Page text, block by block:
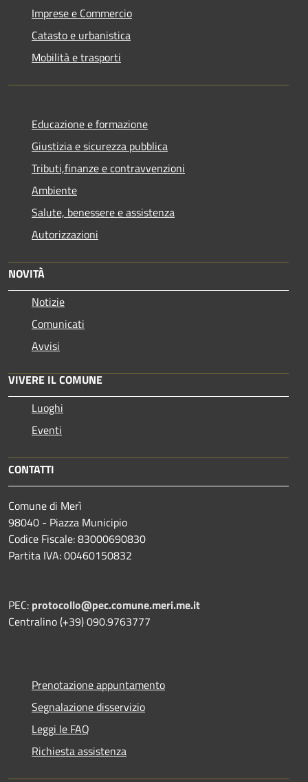
Imprese e Commercio
Catasto e urbanistica
Mobilità e trasporti
Educazione e formazione
Giustizia e sicurezza pubblica
Tributi,finanze e contravvenzioni
Ambiente
Salute, benessere e assistenza
Autorizzazioni
NOVITÀ
Notizie
Comunicati
Avvisi
VIVERE IL COMUNE
Luoghi
Eventi
CONTATTI
Comune di Merì
98040 - Piazza Municipio
Codice Fiscale: 83000690830
Partita IVA: 00460150832
PEC: protocollo@pec.comune.meri.me.it
Centralino (+39) 090.9763777
Prenotazione appuntamento
Segnalazione disservizio
Leggi le FAQ
Richiesta assistenza